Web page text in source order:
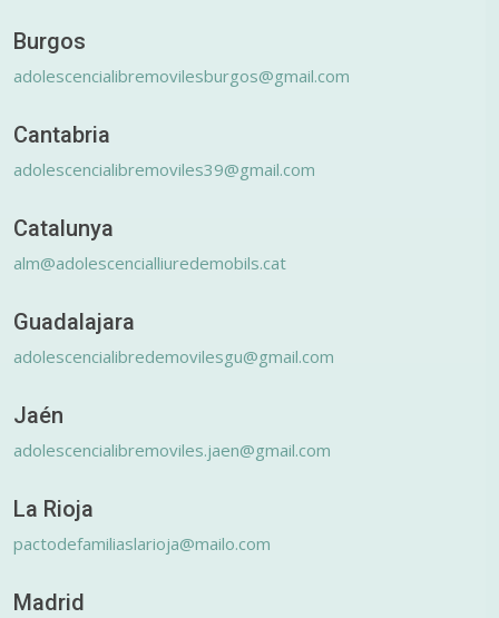
Burgos
adolescencialibremovilesburgos@gmail.com
Cantabria
adolescencialibremoviles39@gmail.com
Catalunya
alm@adolescencialliuredemobils.cat
Guadalajara
adolescencialibredemovilesgu@gmail.com
Jaén
adolescencialibremoviles.jaen@gmail.com
La Rioja
pactodefamiliaslarioja@mailo.com
Madrid